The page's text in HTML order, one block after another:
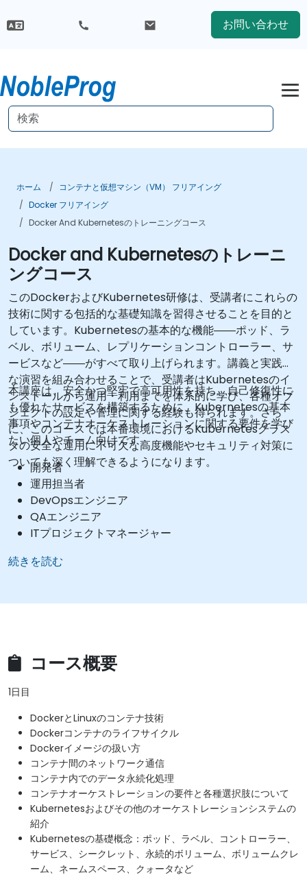
お問い合わせ
ホーム
コンテナと仮想マシン（VM） フリアイング
Docker フリアイング
Docker And Kubernetesのトレーニングコース
Docker and Kubernetesのトレーニ
ングコース
このDockerおよびKubernetes研修は、受講者にこれらの
技術に関する包括的な基礎知識を習得させることを目的と
しています。Kubernetesの基本的な機能――ポッド、ラ
ベル、ボリューム、レプリケーションコントローラー、サ
ービスなど――がすべて取り上げられます。講義と実践的
な演習を組み合わせることで、受講者はKubernetesのイ
ンストールから運用・利用までを体系的に学び、各種オブ
ジェクトの設定や管理に関する経験も得られます。さら
に、このコースでは本番環境におけるKubernetesクラス
タの安全な運用に不可欠な高度機能やセキュリティ対策に
ついても深く理解できるようになります。
本講座は、安全かつ堅牢で高可用性を持ち、自己修復性に
も優れたサービスを構築するために、Kubernetesの基本
事項やコンテナオーケストレーションに関する要件を学び
たい個人やチーム向けです。
開発者
運用担当者
DevOpsエンジニア
QAエンジニア
ITプロジェクトマネージャー
続きを読む
コース概要
1日目
DockerとLinuxのコンテナ技術
Dockerコンテナのライフサイクル
Dockerイメージの扱い方
コンテナ間のネットワーク通信
コンテナ内でのデータ永続化処理
コンテナオーケストレーションの要件と各種選択肢について
Kubernetesおよびその他のオーケストレーションシステムの
紹介
Kubernetesの基礎概念：ポッド、ラベル、コントローラー、
サービス、シークレット、永続的ボリューム、ボリュームクレ
ーム、ネームスペース、クォータなど